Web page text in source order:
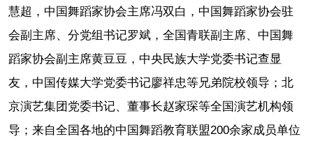
慧超，中国舞蹈家协会主席冯双白，中国舞蹈家协会驻
会副主席、分党组书记罗斌，全国青联副主席、中国舞
蹈家协会副主席黄豆豆，中央民族大学党委书记查显
友，中国传媒大学党委书记廖祥忠等兄弟院校领导；北
京演艺集团党委书记、董事长赵家琛等全国演艺机构领
导；来自全国各地的中国舞蹈教育联盟200余家成员单位